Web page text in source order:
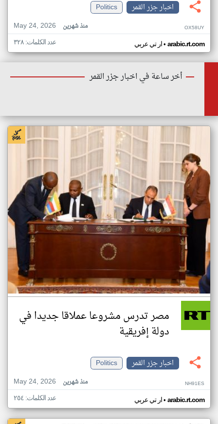
اخبار جزر القمر
Politics
May 24, 2026
منذ شهرين OX58UY
ار تي عربي• arabic.rt.com عدد الكلمات: ٣٢٨
أخر ساعة في اخبار جزر القمر
مصر تدرس مشروعا عملاقا جديدا في
دولة إفريقية
اخبار جزر القمر
Politics
May 24, 2026
منذ شهرين NH91ES
ار تي عربي• arabic.rt.com عدد الكلمات: ٢٥٤